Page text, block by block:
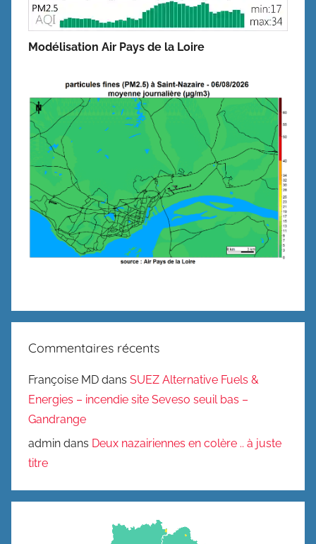
Modélisation Air Pays de la Loire
Commentaires récents
Françoise MD dans SUEZ Alternative Fuels &
Energies – incendie site Seveso seuil bas –
Gandrange
admin dans Deux nazairiennes en colère .. à juste
titre